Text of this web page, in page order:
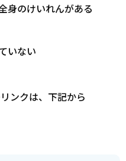
身のけいれんがある
いない
ンクは、下記から